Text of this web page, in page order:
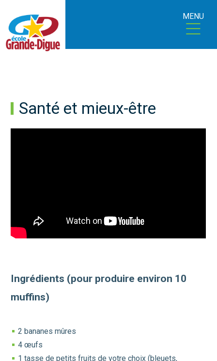
MENU
Santé et mieux-être
Ingrédients (pour produire environ 10
muffins)
2 bananes mûres
4 œufs
1 tasse de petits fruits de votre choix (bleuets,